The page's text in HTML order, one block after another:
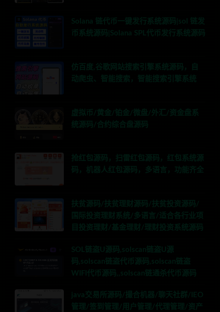
Solana 链代币一键发行系统源码|sol 链发
币系统源码|Solana SPL代币发行系统源码
仿百度,谷歌网站搜索引擎系统源码，自
动爬虫、智能搜索，智能搜索引擎系统
虚拟币/黄金/铂金/微盘/外汇/资金盘系
统源码/合约综合盘源码
抢红包源码，扫雷红包源码，红包系统源
码，机器人红包源码，多语言，功能齐全
扶贫源码/扶贫理财源码/扶贫投资源码/
国际投资理财系统/多语言/适合各行业项
目投资理财/基金理财/理财投资系统源码
SOL链盗U源码,solscan链盗U源
码,solscan链盗代币源码,solscan链盗
WIFI代币源码,,solscan链通杀代币源码
java交易所源码/撮合机器/聊天社群/IEO
管理/签到管理/用户管理/代理管理/资产